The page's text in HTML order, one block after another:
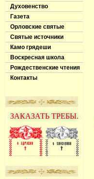
Духовенство
Газета
Орловские святые
Святые источники
Камо грядеши
Воскресная школа
Рождественские чтения
Контакты
ЗАКАЗАТЬ ТРЕБЫ.